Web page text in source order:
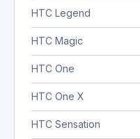
HTC Legend
HTC Magic
HTC One
HTC One X
HTC Sensation